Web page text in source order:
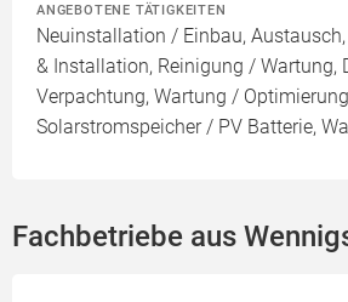
ANGEBOTENE TÄTIGKEITEN
Neuinstallation / Einbau,
& Installation, Reinigung / Wartung,
Verpachtung, Wartung /
Solarstromspeicher / PV Batterie,
Fachbetriebe aus